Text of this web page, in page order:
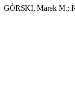
GÓRSKI, Marek M.;